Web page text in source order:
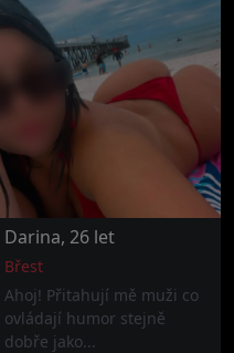
Darina, 26 let
Břest
Ahoj! Přitahují mě muži co
ovládají humor stejně
dobře jako...